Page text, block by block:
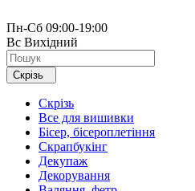
Пн-Сб 09:00-19:00
Вс Вихідний
Скрізь
Скрізь
Все для вишивки
Бісер, бісероплетіння
Скрапбукінг
Декупаж
Декорування